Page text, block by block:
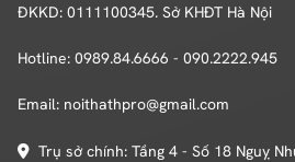
ĐKKD: 0111100345. Sở KHĐT Hà Nội
Hotline: 0989.84.6666 - 090.2222.945
Email: noithathpro@gmail.com
Trụ sở chính: Tầng 4 - Số 18 Nguỵ